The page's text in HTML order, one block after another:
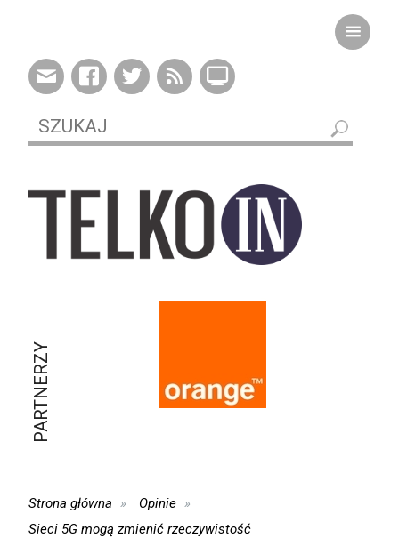
PARTNERZY
Strona główna
Opinie
Sieci 5G mogą zmienić rzeczywistość